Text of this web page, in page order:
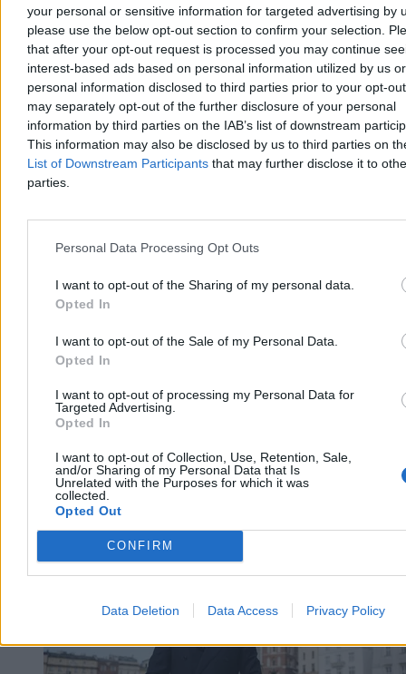
your personal or sensitive information for targeted advertising by
please use the below opt-out section to confirm your selection.
that after your opt-out request is processed you may continue
interest-based ads based on personal information utilized by us or
personal information disclosed to third parties prior to your opt-
may separately opt-out of the further disclosure of your personal
information by third parties on the IAB’s list of downstream
This information may also be disclosed by us to third parties on
List of Downstream Participants that may further disclose it to
parties.
Personal Data Processing Opt Outs
I want to opt-out of the Sharing of my personal data.
Opted In
I want to opt-out of the Sale of my Personal Data.
Opted In
I want to opt-out of processing my Personal Data for
Targeted Advertising.
Opted In
I want to opt-out of Collection, Use, Retention, Sale,
and/or Sharing of my Personal Data that Is
Unrelated with the Purposes for which it was
collected.
Opted Out
CONFIRM
Data Deletion Data Access Privacy Policy
Nastolatek ranny ostrym narzędziem w
Kamiennej Górze. Policja szuka sprawcy
W piątek wieczorem przy ul. Księcia Bolka w Kamiennej Górze 15-
latek został zraniony ostrym przedmiotem. W poważnym stanie trafił
do szpitala. Policja bada okoliczności zdarzenia, przesłuchuje
świadków i zabezpiecza dowody, by ustalić sprawcę lub sprawców
napaści.
Wczoraj 21:41
Reklama
Kraj